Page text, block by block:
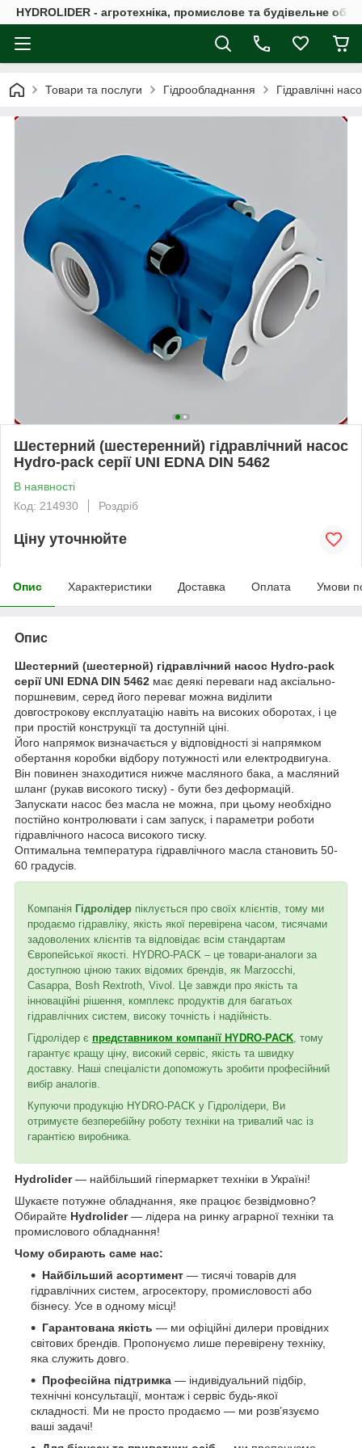
HYDROLIDER - агротехніка, промислове та будівельне
Товари та послуги Гідрообладнання Гідравлічні
Шестерний (шестеренний) гідравлічний насос
Hydro-pack серії UNI EDNA DIN 5462
В наявності
Код: 214930
Роздріб
Ціну уточнюйте
Опис Характеристики Доставка Оплата Умови
Опис
Шестерний (шестерной) гідравлічний насос Hydro-pack
серії UNI EDNA DIN 5462 має деякі переваги над аксіально-
поршневим, серед його переваг можна виділити
довгострокову експлуатацію навіть на високих оборотах, і це
при простій конструкції та доступній ціні.
Його напрямок визначається у відповідності зі напрямком
обертання коробки відбору потужності или електродвигуна.
Він повинен знаходитися нижче масляного бака, а масляний
шланг (рукав високого тиску) - бути без деформацій.
Запускати насос без масла не можна, при цьому необхідно
постійно контролювати і сам запуск, і параметри роботи
гідравлічного насоса високого тиску.
Оптимальна температура гідравлічного масла становить 50-
60 градусів.
Компанія Гідролідер піклується про своїх клієнтів, тому ми
продаємо гідравліку, якість якої перевірена часом, тисячами
задоволених клієнтів та відповідає всім стандартам
Європейської якості. HYDRO-PACK – це товари-аналоги за
доступною ціною таких відомих брендів, як Marzocchi,
Casappa, Bosh Rextroth, Vivol. Це завжди про якість та
інноваційні рішення, комплекс продуктів для багатьох
гідравлічних систем, високу точність і надійність.
Гідролідер є представником компанії HYDRO-PACK , тому
гарантує кращу ціну, високий сервіс, якість та швидку
доставку. Наші спеціалісти допоможуть зробити професійний
вибір аналогів.
Купуючи продукцію HYDRO-PACK у Гідролідери, Ви
отримуєте безперебійну роботу техніки на тривалий час із
гарантією виробника.
Hydrolider— найбільший гіпермаркет техніки в Україні!
Шукаєте потужне обладнання, яке працює безвідмовно?
Обирайте Hydrolider— лідера на ринку аграрної техніки та
промислового обладнання!
Чому обирають саме нас:
Найбільший асортимент — тисячі товарів для
гідравлічних систем, агросектору, промисловості або
бізнесу. Усе в одному місці!
Гарантована якість — ми офіційні дилери провідних
світових брендів. Пропонуємо лише перевірену техніку,
яка служить довго.
Професійна підтримка — індивідуальний підбір,
технічні консультації, монтаж і сервіс будь-якої
складності. Ми не просто продаємо — ми розв’язуємо
ваші задачі!